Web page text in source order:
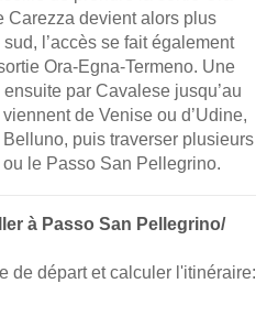
Carezza devient alors plus
l’accès se fait également
Ora-Egna-Termeno. Une
par Cavalese jusqu’au
de Venise ou d’Udine,
Belluno, puis traverser plusieurs
le Passo San Pellegrino.
à Passo San Pellegrino/​
de départ et calculer l'itinéraire: